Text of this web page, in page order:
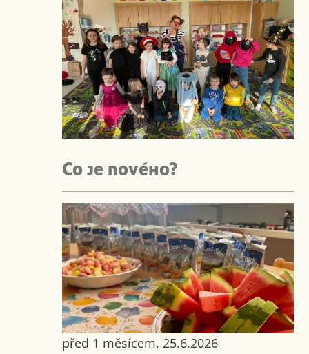
Co je nového?
před 1 měsícem, 25.6.2026